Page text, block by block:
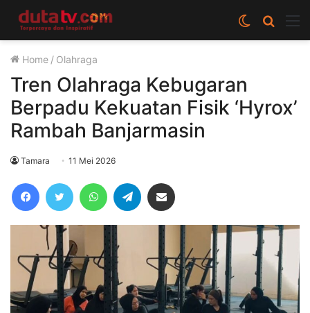
Cari
berita
Switch
skin
Home / Olahraga
Tren Olahraga Kebugaran
Berpadu Kekuatan Fisik ‘Hyrox’
Rambah Banjarmasin
Tamara 11 Mei 2026
FacebookTwitter WhatsAppTelegram